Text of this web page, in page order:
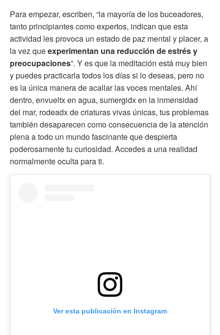
Para empezar, escriben, “la mayoría de los buceadores,
tanto principiantes como expertos, indican que esta
actividad les provoca un estado de paz mental y placer, a
la vez queexperimentan una reducción de estrés y
preocupaciones”. Y es que la meditación está muy bien
y puedes practicarla todos los días si lo deseas, pero no
es la única manera de acallar las voces mentales. Ahí
dentro, envueltx en agua, sumergidx en la inmensidad
del mar, rodeadx de criaturas vivas únicas, tus problemas
también desaparecen como consecuencia de la atención
plena a todo un mundo fascinante que despierta
poderosamente tu curiosidad. Accedes a una realidad
normalmente oculta para ti.
Ver esta publicación en Instagram